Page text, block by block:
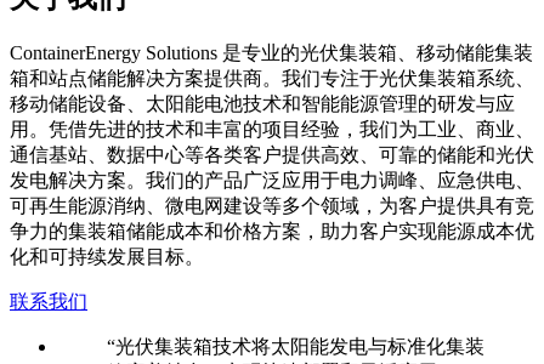
ContainerEnergy Solutions 是专业的光伏集装箱、移动储能集装
箱和站点储能解决方案提供商。我们专注于光伏集装箱系统、
移动储能设备、太阳能电池技术和智能能源管理的研发与应
用。凭借先进的技术和丰富的项目经验，我们为工业、商业、
通信基站、数据中心等各类客户提供高效、可靠的储能和光伏
发电解决方案。我们的产品广泛应用于电力调峰、应急供电、
可再生能源消纳、微电网建设等多个领域，为客户提供具有竞
争力的集装箱储能成本和价格方案，助力客户实现能源成本优
化和可持续发展目标。
联系我们
“光伏集装箱技术将太阳能发电与标准化集装